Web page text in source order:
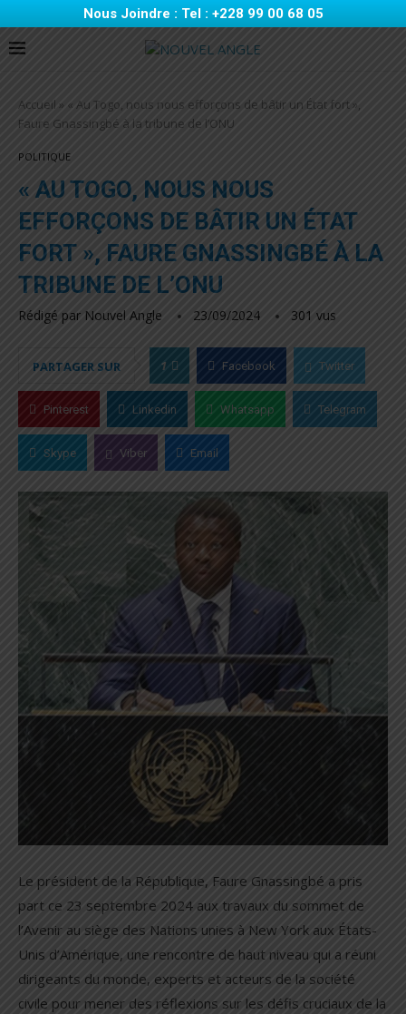
Nous Joindre : Tel : +228 99 00 68 05
Accueil » « Au Togo, nous nous efforçons de bâtir un État fort »,
Faure Gnassingbé à la tribune de l’ONU
POLITIQUE
« AU TOGO, NOUS NOUS
EFFORÇONS DE BÂTIR UN ÉTAT
FORT », FAURE GNASSINGBÉ À LA
TRIBUNE DE L’ONU
Rédigé par Nouvel Angle 23/09/2024 301 vus
PARTAGER SUR 1 Facebook Twitter
Pinterest Linkedin Whatsapp Telegram
Skype Viber Email
Le président de la République, Faure Gnassingbé a pris
part ce 23 septembre 2024 aux travaux du sommet de
l’Avenir au siège des Nations unies à New York aux États-
Unis d’Amérique, une rencontre de haut niveau qui a réuni
dirigeants du monde, experts et acteurs de la société
civile pour mener des réflexions sur les défis cruciaux de la